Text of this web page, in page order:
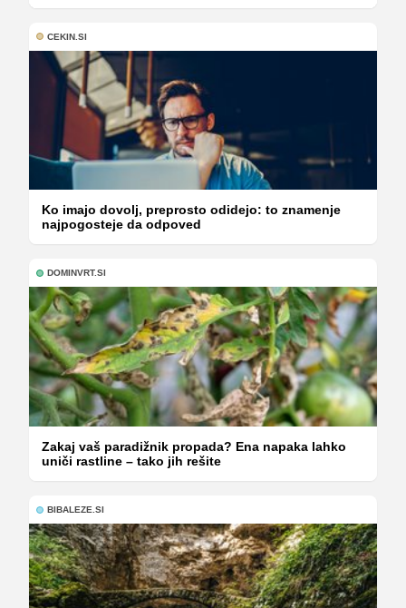
CEKIN.SI
Ko imajo dovolj, preprosto odidejo: to znamenje
najpogosteje da odpoved
DOMINVRT.SI
Zakaj vaš paradižnik propada? Ena napaka lahko
uniči rastline – tako jih rešite
BIBALEZE.SI